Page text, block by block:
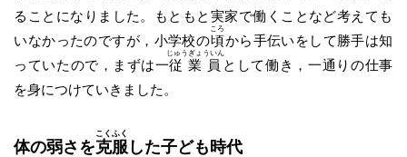
ることになりました。もともと実家で働くことなど考えても
いなかったのですが，小学校の頃
ころ
から手伝いをして勝手は知
っていたので，まずは一従業員
じゅうぎょういん
として働き，一通りの仕事
を身につけていきました。
体の弱さを克服
こくふく
した子ども時代